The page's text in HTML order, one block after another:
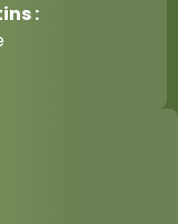
: